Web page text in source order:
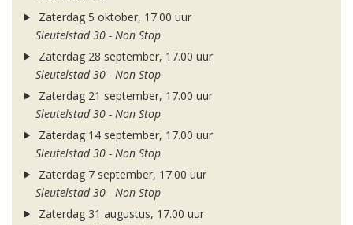
Zaterdag 5 oktober, 17.00 uur
Sleutelstad 30 - Non Stop
Zaterdag 28 september, 17.00 uur
Sleutelstad 30 - Non Stop
Zaterdag 21 september, 17.00 uur
Sleutelstad 30 - Non Stop
Zaterdag 14 september, 17.00 uur
Sleutelstad 30 - Non Stop
Zaterdag 7 september, 17.00 uur
Sleutelstad 30 - Non Stop
Zaterdag 31 augustus, 17.00 uur